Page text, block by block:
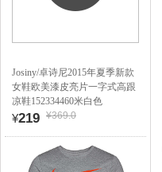
Josiny/卓诗尼2015年夏季新款
女鞋欧美漆皮亮片一字式高跟
凉鞋152334460米白色
¥219 ¥369.0